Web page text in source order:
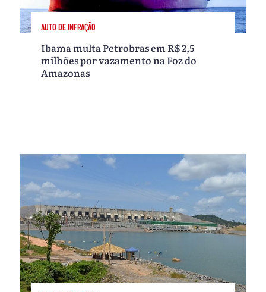
AUTO DE INFRAÇÃO
Ibama multa Petrobras em R$ 2,5
milhões por vazamento na Foz do
Amazonas